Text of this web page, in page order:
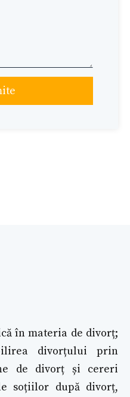
în materia de divorț;
divorțului prin
de divorț și cereri
soțiilor după divorț,